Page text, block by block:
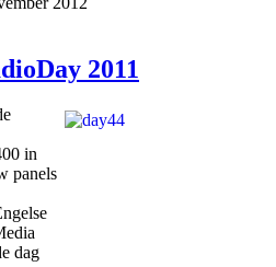
2011
in
panels
dag